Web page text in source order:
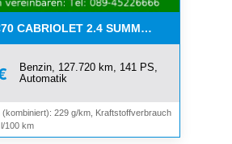
CABRIOLET 2.4
Benzin, 127.720 km, 141 PS,
Automatik
(kombiniert): 229 g/km, Kraftstoffverbrauch
100 km